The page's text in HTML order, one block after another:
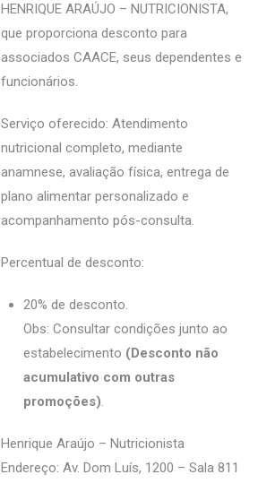
HENRIQUE ARAÚJO – NUTRICIONISTA,
que proporciona desconto para
associados CAACE, seus dependentes e
funcionários.
Serviço oferecido: Atendimento
nutricional completo, mediante
anamnese, avaliação física, entrega de
plano alimentar personalizado e
acompanhamento pós-consulta.
Percentual de desconto:
20% de desconto.
Obs: Consultar condições junto ao
estabelecimento (Desconto não
acumulativo com outras
promoções).
Henrique Araújo – Nutricionista
Endereço: Av. Dom Luís, 1200 – Sala 811